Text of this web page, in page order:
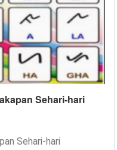
Sehari-hari
Sehari-hari